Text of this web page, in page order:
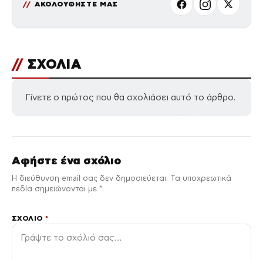
ΑΚΟΛΟΥΘΗΣΤΕ ΜΑΣ
// ΣΧΟΛΙΑ
Γίνετε ο πρώτος που θα σχολιάσει αυτό το άρθρο.
Αφήστε ένα σχόλιο
Η διεύθυνση email σας δεν δημοσιεύεται. Τα υποχρεωτικά
πεδία σημειώνονται με *.
ΣΧΌΛΙΟ*